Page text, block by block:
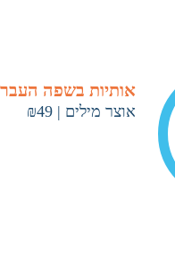
אותיות בשפה
אוצר מילים |
₪49